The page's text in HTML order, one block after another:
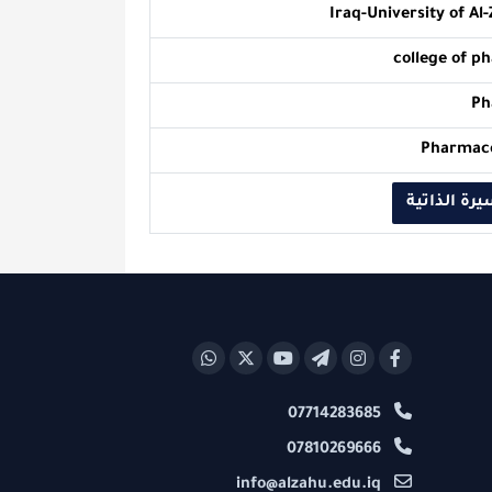
Iraq-
07714283685
07810269666
info@alzahu.edu.iq